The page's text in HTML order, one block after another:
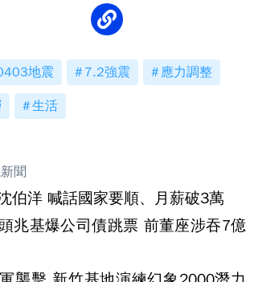
地震 7.2強震 應力調整
生活
聞
伯洋 喊話國家要順、月薪破3萬
兆基爆公司債跳票 前董座涉吞7億